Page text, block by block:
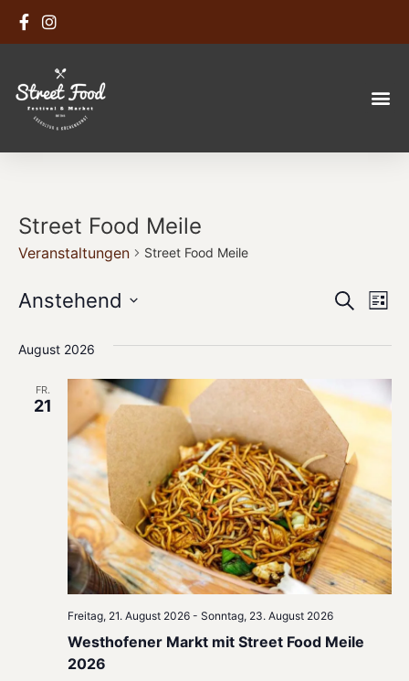
Street Food Meile
Veranstaltungen Street Food Meile
und
SucheListe
Anstehend
August 2026
FR.
21
Freitag, 21. August 2026- Sonntag, 23. August 2026
Westhofener Markt mit Street Food Meile
2026